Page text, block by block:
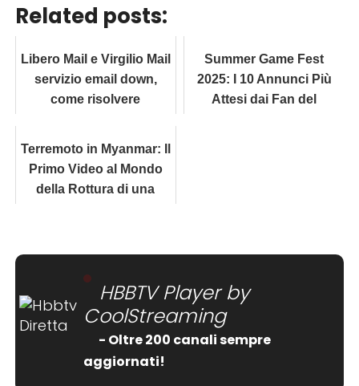
Related posts:
Libero Mail e Virgilio Mail
servizio email down,
come risolvere
Summer Game Fest
2025: I 10 Annunci Più
Attesi dai Fan del
Terremoto in Myanmar: Il
Primo Video al Mondo
della Rottura di una
HBBTV Player by
CoolStreaming
- Oltre 200 canali sempre
aggiornati!